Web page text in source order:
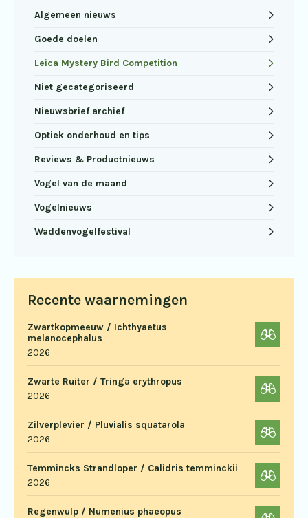
Algemeen nieuws
Goede doelen
Leica Mystery Bird Competition
Niet gecategoriseerd
Nieuwsbrief archief
Optiek onderhoud en tips
Reviews & Productnieuws
Vogel van de maand
Vogelnieuws
Waddenvogelfestival
Recente waarnemingen
Zwartkopmeeuw / Ichthyaetus
melanocephalus
2026
Zwarte Ruiter / Tringa erythropus
2026
Zilverplevier / Pluvialis squatarola
2026
Temmincks Strandloper / Calidris temminckii
2026
Regenwulp / Numenius phaeopus